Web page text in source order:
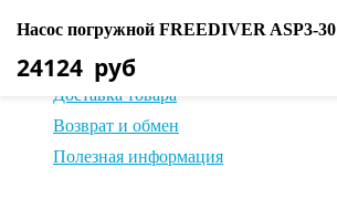
О нас
Оплата товара
Доставка товара
Возврат и обмен
Полезная информация
Насос погружной FREEDIVER ASP3-30
24124 руб